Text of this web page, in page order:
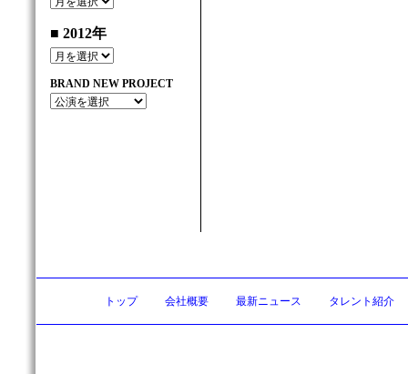
■ 2012年
BRAND NEW PROJECT
トップ 会社概要 最新ニュース タレント紹介